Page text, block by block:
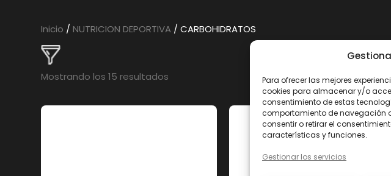
Para ofrecer las mejores
cookies para almacenar y/o
consentimiento de estas
comportamiento de navegación
consentir o retirar el
características y funciones.
Gestionar los servicios
Inicio /NUTRICION DEPORTIVA / CARBOHIDRATOS
Precio
Mostrando los 15 resultados